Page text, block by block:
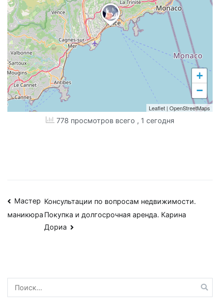
+
−
Leaflet | OpenStreetMaps
778 просмотров всего , 1 сегодня
Навигация
Мастер
маникюра
Консультации по вопросам недвижимости.
Покупка и долгосрочная аренда. Карина
Дориа
Найти: